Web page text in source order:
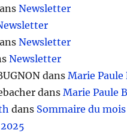
Newsletter
Newsletter
Newsletter
dansMarie Paule
dansMarie Paule
dans Sommaire du mois